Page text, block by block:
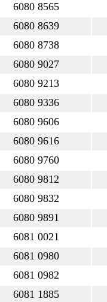
6080 8565
6080 8639
6080 8738
6080 9027
6080 9213
6080 9336
6080 9606
6080 9616
6080 9760
6080 9812
6080 9832
6080 9891
6081 0021
6081 0980
6081 0982
6081 1885